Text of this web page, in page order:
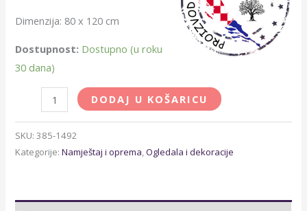
Dimenzija: 80 x 120 cm
Dostupnost: Dostupno (u roku
30 dana)
DODAJ U KOŠARICU
SKU:385-1492
Kategorije:Namještaj i oprema,Ogledala i dekoracije